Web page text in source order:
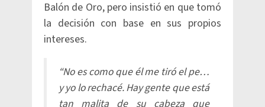
Balón de Oro, pero insistió en que tomó
la decisión con base en sus propios
intereses.
“No es como que él me tiró el pe…
y yo lo rechacé. Hay gente que está
tan malita de su cabeza que